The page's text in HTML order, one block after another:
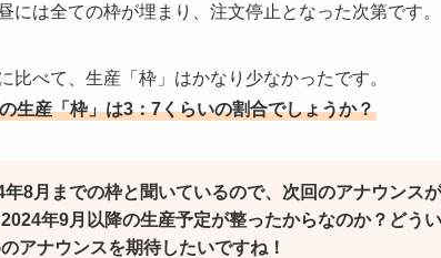
には全ての枠が埋まり、注文停止となった次第です。
比べて、生産「枠」はかなり少なかったです。
生産「枠」は3：7くらいの割合でしょうか？
8月までの枠と聞いているので、次回のアナウンス
年9月以降の生産予定が整ったからなのか？どう
アナウンスを期待したいですね！